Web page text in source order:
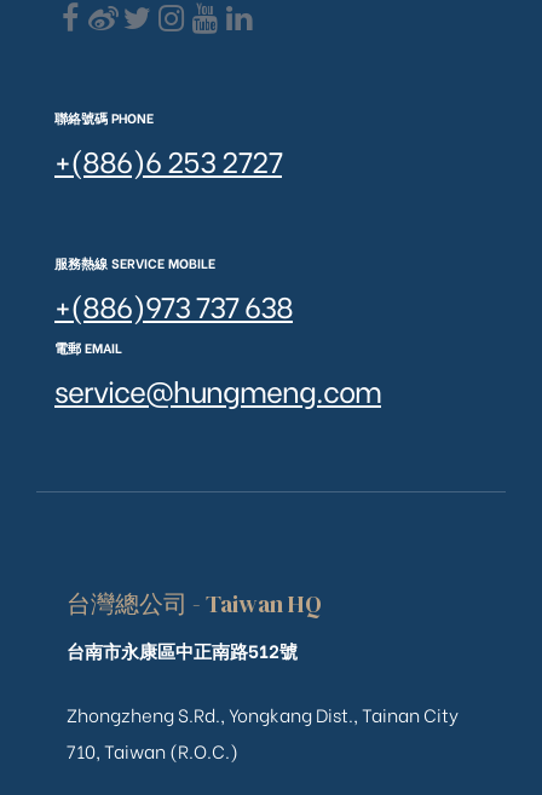
聯絡號碼 PHONE
+(886)6 253 2727
服務熱線 SERVICE MOBILE
+(886)973 737 638
電郵 EMAIL
service@hungmeng.com
台灣總公司 - Taiwan HQ
台南市永康區中正南路512號
Zhongzheng S.Rd., Yongkang Dist., Tainan City
710, Taiwan (R.O.C.)